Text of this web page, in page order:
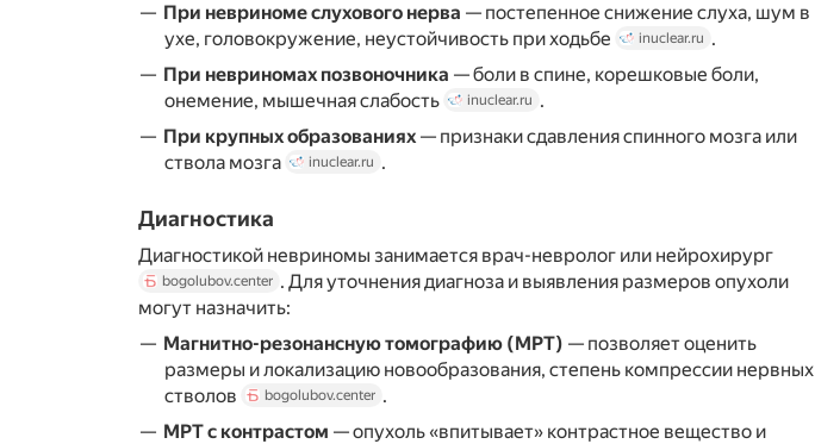
При невриноме слухового нерва — постепенное снижение слуха, шум в
ухе, головокружение, неустойчивость при ходьбе
inuclear.ru .
При невриномах позвоночника — боли в спине, корешковые боли,
онемение, мышечная слабость
inuclear.ru .
При крупных образованиях— признаки сдавления спинного мозга или
ствола мозга
inuclear.ru .
Диагностика
Диагностикой невриномы занимается врач-невролог или нейрохирург
bogolubov.center . Для уточнения диагноза и выявления размеров опухоли
могут назначить:
Магнитно-резонансную томографию (МРТ) — позволяет оценить
размеры и локализацию новообразования, степень компрессии нервных
стволов
bogolubov.center .
МРТ с контрастом — опухоль «впитывает» контрастное вещество и